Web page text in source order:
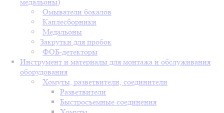
Омыватели бокалов
Каплесборники
Медальоны
Закрутки для пробок
ФОБ-детекторы
Инструмент и материалы для монтажа и обслуживания
оборудования
Хомуты, разветвители, соединители
Разветвители
Быстросъемные соединения